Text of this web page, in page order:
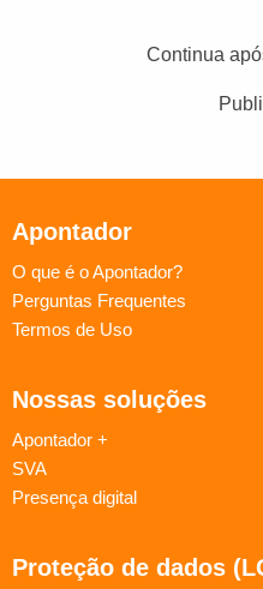
Continua
Apontador
O que é o Apontador?
Perguntas Frequentes
Termos de Uso
Nossas soluções
Apontador +
SVA
Presença digital
Proteção de dados